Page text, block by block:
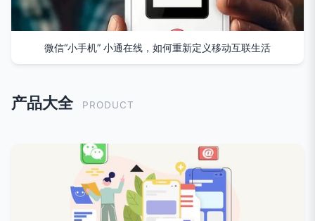
微信“小手机” 小通在线，如何重新定义移动互联生活
产品大全 PRODUCT